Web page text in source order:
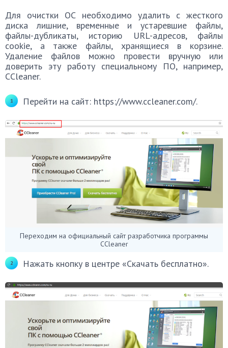
Для очистки ОС необходимо удалить с жесткого
диска лишние, временные и устаревшие файлы,
файлы-дубликаты, историю URL-адресов, файлы
cookie, а также файлы, хранящиеся в корзине.
Удаление файлов можно провести вручную или
доверить эту работу специальному ПО, например,
CCleaner.
Перейти на сайт: https://www.ccleaner.com/.
Переходим на официальный сайт разработчика программы
CCleaner
Нажать кнопку в центре «Скачать бесплатно».